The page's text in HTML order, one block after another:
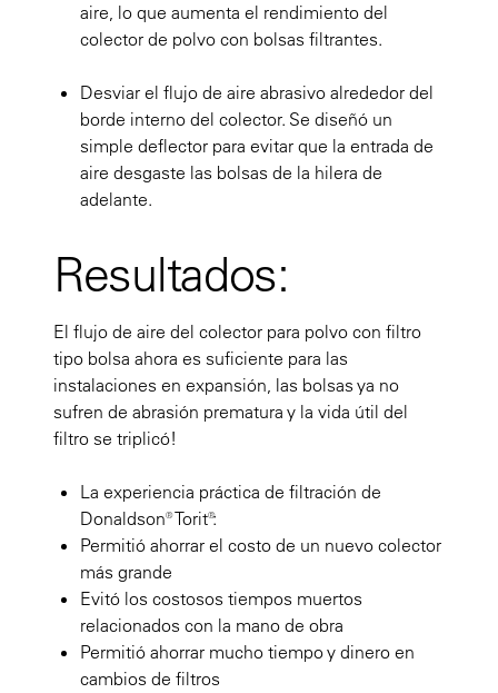
aire, lo que aumenta el rendimiento del
colector de polvo con bolsas filtrantes.
Desviar el flujo de aire abrasivo alrededor del
borde interno del colector. Se diseñó un
simple deflector para evitar que la entrada de
aire desgaste las bolsas de la hilera de
adelante.
Resultados:
El flujo de aire del colector para polvo con filtro
tipo bolsa ahora es suficiente para las
instalaciones en expansión, las bolsas ya no
sufren de abrasión prematura y la vida útil del
filtro se triplicó!
La experiencia práctica de filtración de
Donaldson® Torit®:
Permitió ahorrar el costo de un nuevo colector
más grande
Evitó los costosos tiempos muertos
relacionados con la mano de obra
Permitió ahorrar mucho tiempo y dinero en
cambios de filtros